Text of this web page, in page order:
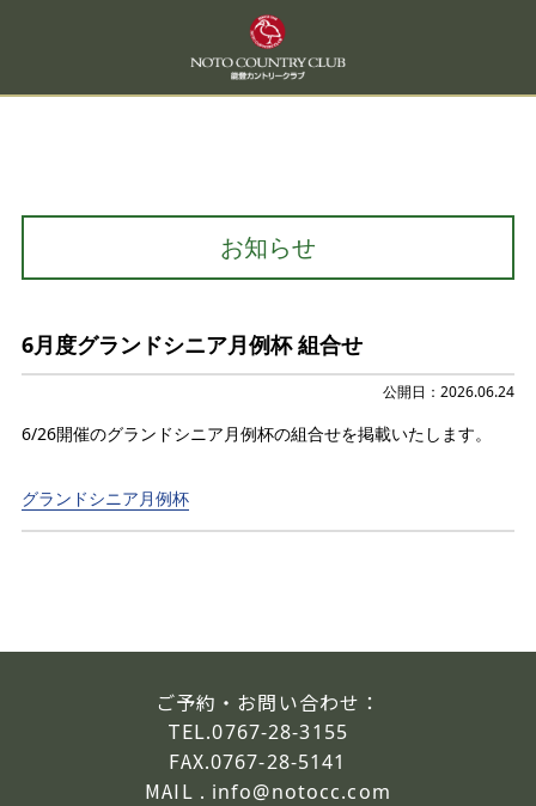
お知らせ
6月度グランドシニア月例杯 組合せ
公開日：2026.06.24
6/26開催のグランドシニア月例杯の組合せを掲載いたします。
グランドシニア月例杯
ご予約・お問い合わせ：
TEL.0767-28-3155
FAX.0767-28-5141
MAIL . info@notocc.com